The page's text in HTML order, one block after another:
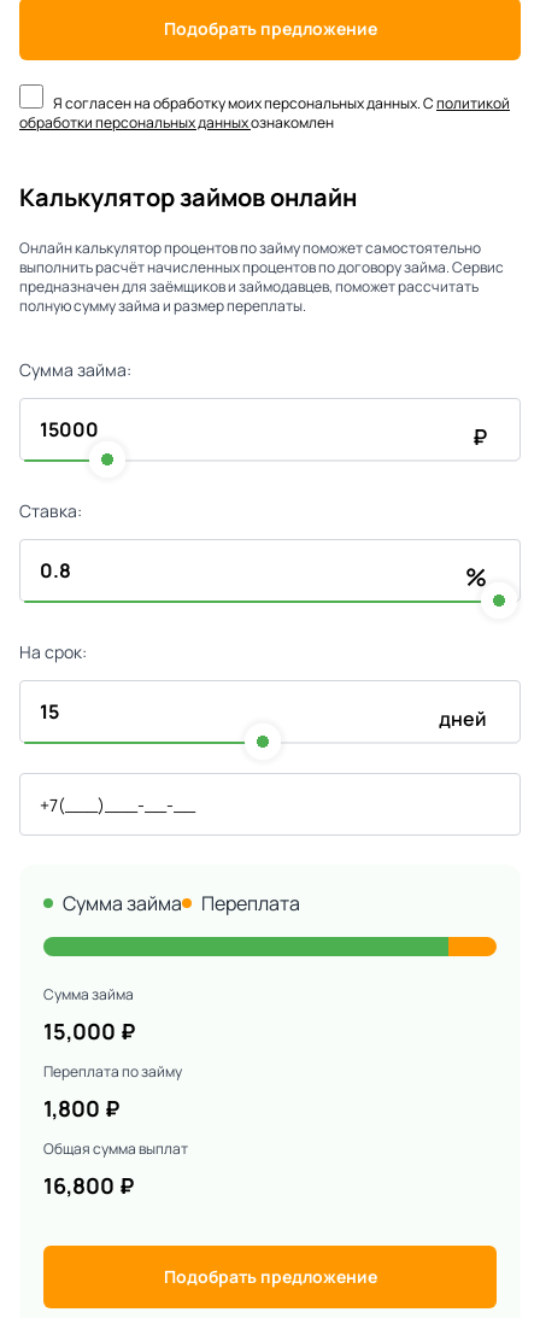
Подобрать предложение
Я согласен на обработку моих персональных данных. Сполитикой
обработки персональных данныхознакомлен
Калькулятор займов онлайн
Онлайн калькулятор процентов по займу поможет самостоятельно
выполнить расчёт начисленных процентов по договору займа. Сервис
предназначен для заёмщиков и займодавцев, поможет рассчитать
полную сумму займа и размер переплаты.
Сумма займа:
₽
Ставка:
%
На срок:
дней
Сумма займа Переплата
Сумма займа
15,000 ₽
Переплата по займу
1,800 ₽
Общая сумма выплат
16,800 ₽
Подобрать предложение